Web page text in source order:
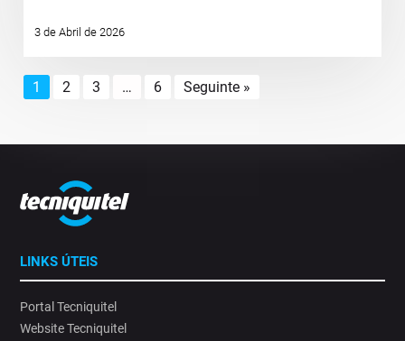
3 de Abril de 2026
1 2 3 … 6 Seguinte »
LINKS ÚTEIS
Portal Tecniquitel
Website Tecniquitel